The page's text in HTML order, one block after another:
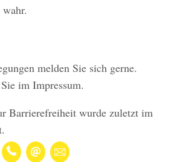
melden Sie sich gerne.
im Impressum.
Barrierefreiheit wurde zuletzt im